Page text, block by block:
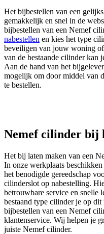
Het bijbestellen van een
gemakkelijk en snel in de
bijbestellen van een Nemef
nabestellen en kies het type
beveiligen van jouw woning
van de bestaande cilinder kan
Aan de hand van het
mogelijk om door middel van
te bestellen.
Nemef cilinder bij
Het bij laten maken van een
In onze werkplaats
het benodigde gereedschap
cilinderslot op nabestelling.
betrouwbare service en
bestaand type cilinder je op
bijbestellen van een Nemef
klantenservice. Wij helpen je
juiste Nemef cilinder.